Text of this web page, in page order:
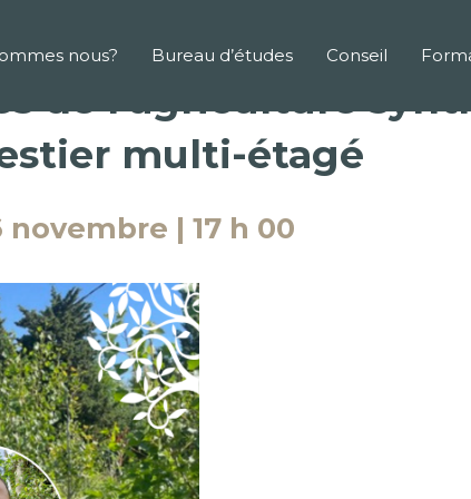
nous? Bureau d’études Conseil
de l’agriculture
multi-étagé
novembre | 17 h 00